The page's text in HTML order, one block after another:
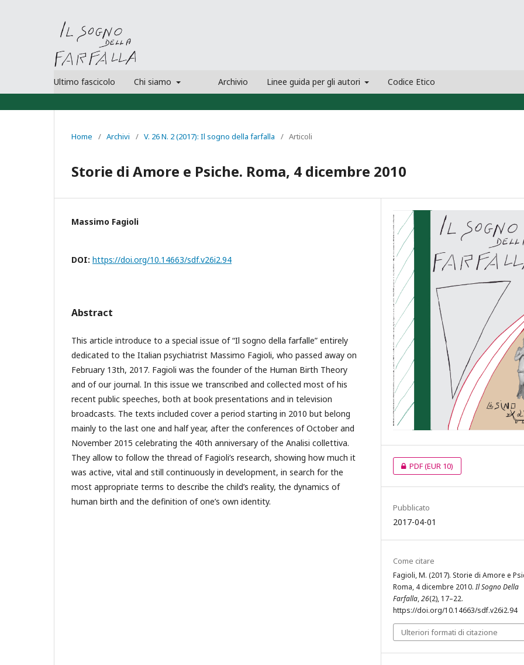
Ultimo fascicolo Chi siamo Archivio Linee guida per gli autori Codice Etico
Home / Archivi / V. 26 N. 2 (2017): Il sogno della farfalla / Articoli
Storie di Amore e Psiche. Roma, 4 dicembre 2010
Massimo Fagioli
DOI: https://doi.org/10.14663/sdf.v26i2.94
Abstract
This article introduce to a special issue of “Il sogno della farfalle” entirely
dedicated to the Italian psychiatrist Massimo Fagioli, who passed away on
February 13th, 2017. Fagioli was the founder of the Human Birth Theory
and of our journal. In this issue we transcribed and collected most of his
recent public speeches, both at book presentations and in television
broadcasts. The texts included cover a period starting in 2010 but belong
mainly to the last one and half year, after the conferences of October and
November 2015 celebrating the 40th anniversary of the Analisi collettiva.
They allow to follow the thread of Fagioli’s research, showing how much it
was active, vital and still continuously in development, in search for the
most appropriate terms to describe the child’s reality, the dynamics of
human birth and the definition of one’s own identity.
PDF(EUR 10)
Pubblicato
2017-04-01
Come citare
Fagioli, M. (2017). Storie di Amore e
Roma, 4 dicembre 2010.Il Sogno Della
Farfalla,26(2), 17–22.
https://doi.org/10.14663/sdf.v26i2.94
Ulteriori formati di citazione